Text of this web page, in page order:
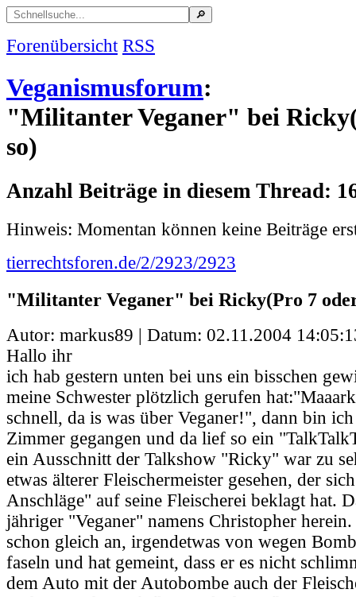
Forenübersicht RSS
Veganismusforum:
"Militanter Veganer" bei
so)
Anzahl Beiträge in diesem Thread:
Hinweis: Momentan können keine Beiträge
tierrechtsforen.de/2/2923/2923
"Militanter Veganer" bei Ricky(Pro 7
Autor: markus89 | Datum: 02.11.2004
Hallo ihr
ich hab gestern unten bei uns ein bisschen
meine Schwester plötzlich gerufen
schnell, da is was über Veganer!", dann bin
Zimmer gegangen und da lief so ein
ein Ausschnitt der Talkshow "Ricky" war zu
etwas älterer Fleischermeister gesehen, der
Anschläge" auf seine Fleischerei beklagt hat.
jähriger "Veganer" namens Christopher
schon gleich an, irgendetwas von wegen
faseln und hat gemeint, dass er es nicht
dem Auto mit der Autobombe auch der